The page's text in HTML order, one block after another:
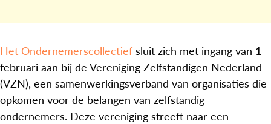
Het Ondernemerscollectief sluit zich met ingang van 1
februari aan bij de Vereniging Zelfstandigen Nederland
(VZN), een samenwerkingsverband van organisaties die
opkomen voor de belangen van zelfstandig
ondernemers. Deze vereniging streeft naar een